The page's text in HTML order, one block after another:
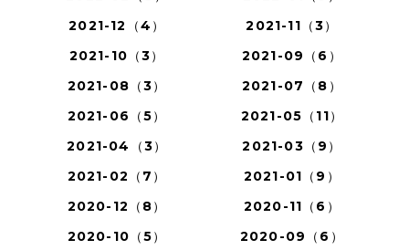
2021-12（4）
2021-11（3）
2021-10（3）
2021-09（6）
2021-08（3）
2021-07（8）
2021-06（5）
2021-05（11）
2021-04（3）
2021-03（9）
2021-02（7）
2021-01（9）
2020-12（8）
2020-11（6）
2020-10（5）
2020-09（6）